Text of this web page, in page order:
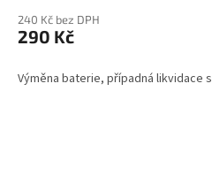
240 Kč bez DPH
290 Kč
Výměna baterie, případná likvidace